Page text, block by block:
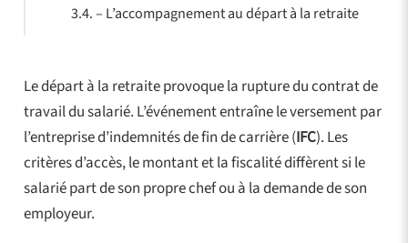
Le départ à la retraite provoque la rupture du contrat de
travail du salarié. L’événement entraîne le versement par
l’entreprise d’indemnités de fin de carrière (IFC). Les
critères d’accès, le montant et la fiscalité diffèrent si le
salarié part de son propre chef ou à la demande de son
employeur.
– L’accompagnement au départ à la retraite